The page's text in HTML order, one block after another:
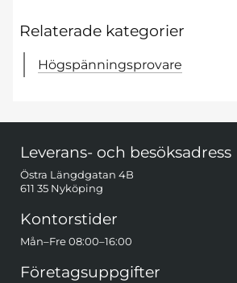
Relaterade kategorier
Högspänningsprovare
Leverans- och besöksadress
Östra Längdgatan 4B
611 35 Nyköping
Kontorstider
Mån–Fre 08:00–16:00
Företagsuppgifter